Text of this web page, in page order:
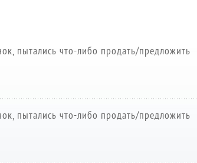
пытались что-либо продать/предложить
пытались что-либо продать/предложить